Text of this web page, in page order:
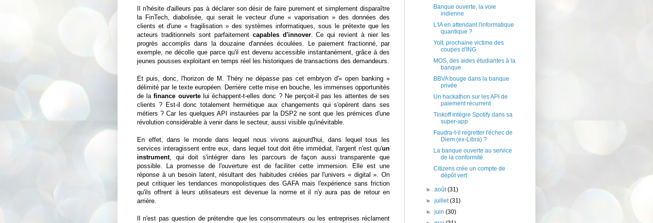
Il n'hésite d'ailleurs pas à déclarer son désir de faire purement et simplement disparaître
la FinTech, diabolisée, qui serait le vecteur d'une « vaporisation » des données des
clients et d'une « fragilisation » des systèmes informatiques, sous le prétexte que les
acteurs traditionnels sont parfaitement capables d'innover. Ce qui revient à nier les
progrès accomplis dans la douzaine d'années écoulées. Le paiement fractionné, par
exemple, ne décolle que parce qu'il est devenu accessible instantanément, grâce à des
jeunes pousses exploitant en temps réel les historiques de transactions des demandeurs.
Et puis, donc, l'horizon de M. Théry ne dépasse pas cet embryon d'« open banking »
délimité par le texte européen. Derrière cette mise en bouche, les immenses opportunités
de lafinance ouvertelui échappent-t-elles donc ? Ne perçoit-il pas les attentes de ses
clients ? Est-il donc totalement hermétique aux changements qui s'opèrent dans ses
métiers ? Car les quelques API instaurées par la DSP2 ne sont que les prémices d'une
révolution considérable à venir dans le secteur, aussi visible qu'inévitable.
En effet, dans le monde dans lequel nous vivons aujourd'hui, dans lequel tous les
services interagissent entre eux, dans lequel tout doit être immédiat, l'argent n'est qu'un
instrument, qui doit s'intégrer dans les parcours de façon aussi transparente que
possible. La promesse de l'ouverture est de faciliter cette immersion. Elle est une
réponse à un besoin latent, résultant des habitudes créées par l'univers « digital ». On
peut critiquer les tendances monopolistiques des GAFA mais l'expérience sans friction
qu'ils offrent à leurs utilisateurs est devenue la norme et il n'y aura pas de retour en
arrière.
Il n'est pas question de prétendre que les consommateurs ou les entreprises réclament
Banque ouverte, la voie
indienne
L'IA en attendant l'informatique
quantique ?
Yolt, prochaine victime des
coupes d'ING
MOS, des aides étudiantes à la
banque
BBVA bouge dans la banque
privée
Un hackathon sur les API de
paiement récurrent
Tinkoff intègre Spotify dans sa
super-app
Faudra-t-il regretter l'échec de
Diem (ex-Libra) ?
La banque ouverte au service
de la conformité
Citizens crée un compte de
dépôt vert
►août(31)
►juillet(31)
►juin(30)